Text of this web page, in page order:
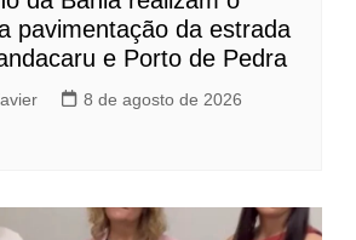
pavimentação da estrada
e Porto de Pedra
8 de agosto de 2026